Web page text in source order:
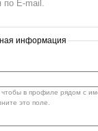
по E-mail.
информация
чтобы в профиле рядом с
это поле.